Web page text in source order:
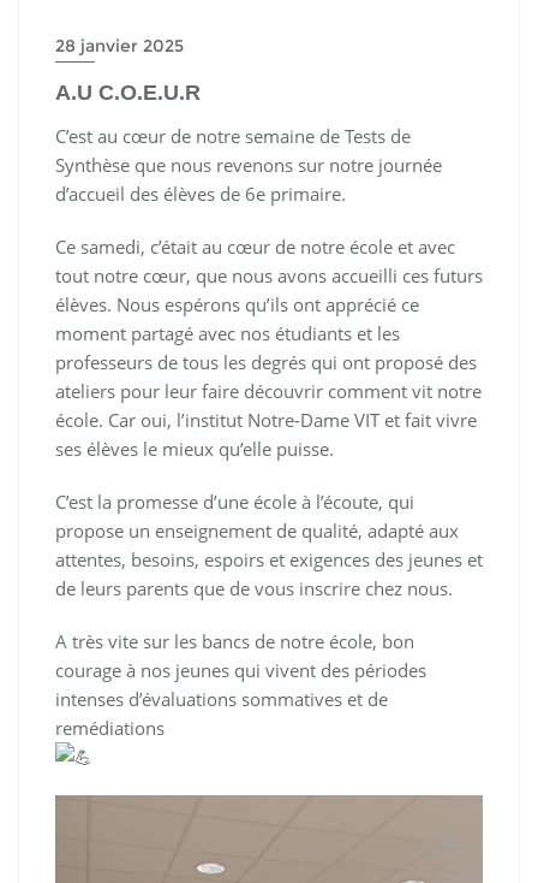
28 janvier 2025
A.U C.O.E.U.R
C’est au cœur de notre semaine de Tests de
Synthèse que nous revenons sur notre journée
d’accueil des élèves de 6e primaire.
Ce samedi, c’était au cœur de notre école et avec
tout notre cœur, que nous avons accueilli ces futurs
élèves. Nous espérons qu’ils ont apprécié ce
moment partagé avec nos étudiants et les
professeurs de tous les degrés qui ont proposé des
ateliers pour leur faire découvrir comment vit notre
école. Car oui, l’institut Notre-Dame VIT et fait vivre
ses élèves le mieux qu’elle puisse.
C’est la promesse d’une école à l’écoute, qui
propose un enseignement de qualité, adapté aux
attentes, besoins, espoirs et exigences des jeunes et
de leurs parents que de vous inscrire chez nous.
A très vite sur les bancs de notre école, bon
courage à nos jeunes qui vivent des périodes
intenses d’évaluations sommatives et de
remédiations